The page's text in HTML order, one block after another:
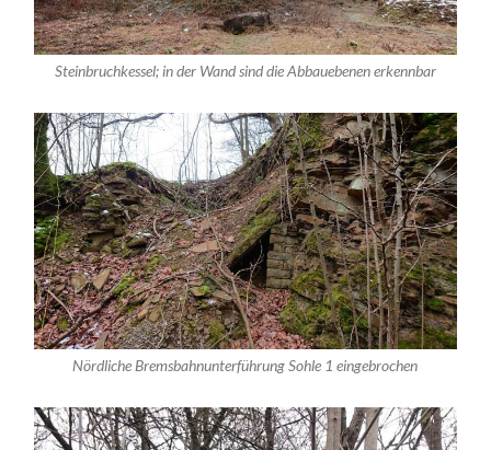
Steinbruchkessel; in der Wand sind die Abbauebenen erkennbar
Nördliche Bremsbahnunterführung Sohle 1 eingebrochen